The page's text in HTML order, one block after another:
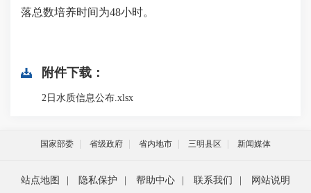
落总数培养时间为48小时。
附件下载：
2日水质信息公布.xlsx
国家部委 省级政府 省内地市 三明县区 新闻媒体
站点地图 隐私保护 帮助中心 联系我们 网站说明